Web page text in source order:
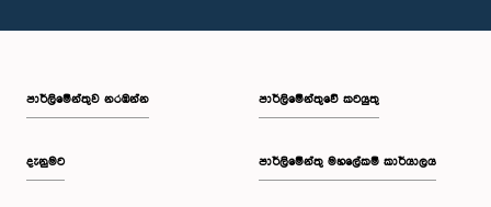
පාර්ලි‌මේන්තුව නරඹන්න
දැනුමට
පාර්ලිමේන්තුවේ කටයුතු
පාර්ලිමේන්තු මහලේකම් කාර්යාලය